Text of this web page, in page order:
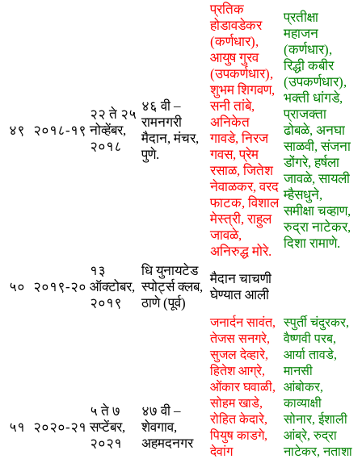
४९ २०१८-१९
२२ ते २५
नोव्हेंबर,
२०१८
४६ वी –
रामनगरी
मैदान, मंचर,
पुणे.
प्रतिक
होडावडेकर
(कर्णधार),
आयुष गुरव
(उपकर्णधार),
शुभम शिगवण,
सनी तांबे,
अनिकेत
गावडे, निरज
गवस, प्रेम
रसाळ, जितेश
नेवाळकर, वरद
फाटक, विशाल
मेस्त्री, राहुल
जावळे,
अनिरुद्ध मोरे.
प्रतीक्षा
महाजन
(कर्णधार),
रिद्धी कबीर
(उपकर्णधार),
भक्ती धांगडे,
प्राजक्ता
ढोबळे, अनघा
साळवी, संजना
डोंगरे, हर्षला
जावळे, सायली
म्हैसधुने,
समीक्षा चव्हाण,
रुद्रा नाटेकर,
दिशा रामाणे.
५० २०१९-२०
१३
ऑक्टोबर,
२०१९
धि युनायटेड
स्पोर्ट्स क्लब,
ठाणे (पूर्व)
मैदान चाचणी
घेण्यात आली
५१ २०२०-२१
५ ते ७
सप्टेंबर,
२०२१
४७ वी –
शेवगाव,
अहमदनगर
जनार्दन सावंत,
तेजस सनगरे,
सुजल देव्हारे,
हितेश आग्रे,
ओंकार घवाळी,
सोहम खाडे,
रोहित केदारे,
पियुष काडगे,
देवांग
स्पुर्ती चंदुरकर,
वैष्णवी परब,
आर्या तावडे,
मानसी
आंबोकर,
काव्याक्षी
सोनार, ईशाली
आंब्रे, रुद्रा
नाटेकर, नताशा